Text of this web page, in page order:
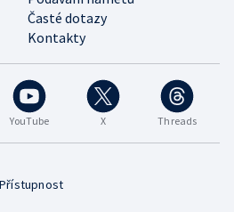
Časté dotazy
Kontakty
YouTube X Threads
Přístupnost